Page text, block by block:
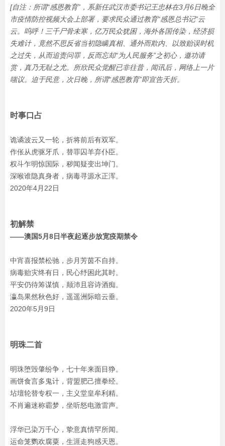
[自注：所谓“感恩教育”，系新任武汉市委书记王忠林在3月6日晚全
市疫情防控视频大会上部署，要求民众通过教育“感恩总书记”云
云。呜呼！三千尸骨未寒，亿万民众犹困，海外各国传染，经济损
失难计，竟然不思反省当初隐瞒真相、通外而欺内、以致贻误时机
之过失，从而追责问罪，反而忘却“为人民服务”之初心，邀功请
赏，真乃无耻之尤。所欣民众觉醒已非往昔，闻讯后，网络上一片
嗤议。迫于民意，次日晚，所谓“感恩教育”即宣告夭折。
时事口占
诡谲波云又一轮，折将前后有双军。
作伥从虎驱牙爪，替罪囚羊弃仆臣。
权斗乍明惊国际，秽闻疑变出坤门。
深喉谁隐真身者，病毒寻源水正浑。
2020年4月22日
初解禁
——澳国5月8日半夜起逐步放宽疫期禁令
中宵喜报禁松驰，步月芳茵不自持。
病毒贻灾终有日，民心纾困此其时。
平安仍待筹谋慎，颠沛且容诗酒痴。
瀛岛果然秋色好，遥遥洲际暗云垂。
2020年5月9日
明珠二首
明珠堕毁肇纷争，七十年来面目狰。
画饼食言多鬼计，背盟肥己擅拳经。
坫壇轮替专权一，主义堂皇牟利精。
不肖遍迷称霸梦，坐听怒电激雷声。
浮华已染万千心，挚意真情罕所闻。
运命笼鹦欢腐粟，生涯走狗感天恩。